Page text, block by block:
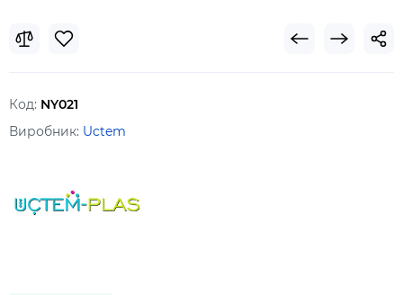
Код: NY021
Виробник: Uctem